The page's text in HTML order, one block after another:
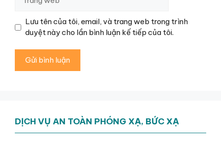
web
Lưu tên của tôi, email, và trang web trong trình
duyệt này cho lần bình luận kế tiếp của tôi.
DỊCH VỤ AN TOÀN PHÓNG XẠ, BỨC XẠ